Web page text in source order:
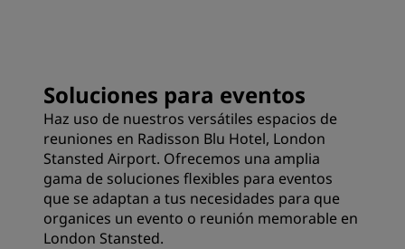
Soluciones para eventos
Haz uso de nuestros versátiles espacios de
reuniones en Radisson Blu Hotel, London
Stansted Airport. Ofrecemos una amplia
gama de soluciones flexibles para eventos
que se adaptan a tus necesidades para que
organices un evento o reunión memorable en
London Stansted.